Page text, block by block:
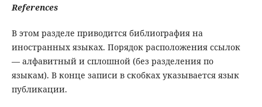
References
В этом разделе приводится библиография на
иностранных языках. Порядок расположения ссылок
— алфавитный и сплошной (без разделения по
языкам). В конце записи в скобках указывается язык
публикации.